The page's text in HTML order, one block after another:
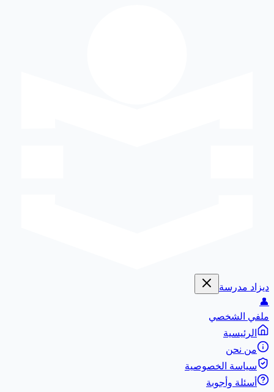
ديزاد مدرسة
👤
ملفي الشخصي
الرئيسية
من نحن
سياسة الخصوصية
أسئلة وأجوبة